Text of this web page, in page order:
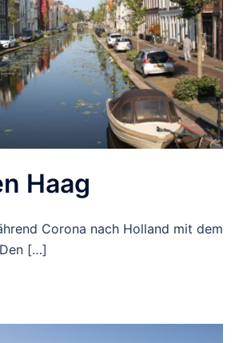
Haag
Corona nach Holland mit dem
[…]